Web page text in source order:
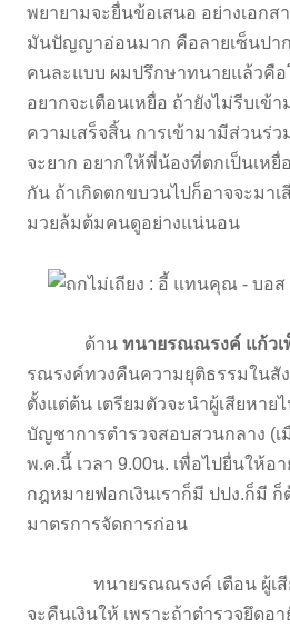
พยายามจะยื่นข้อเสนอ อย่างเอกส
มันปัญญาอ่อนมาก คือลายเซ็นปา
คนละแบบ ผมปรึกษาทนายแล้วคื
อยากจะเตือนเหยื่อ ถ้ายังไม่รีบเข้
ความเสร็จสิ้น การเข้ามามีส่วนร่
จะยาก อยากให้พี่น้องที่ตกเป็นเหยื่
กัน ถ้าเกิดตกขบวนไปก็อาจจะมา
มวยล้มต้มคนดูอย่างแน่นอน
ด้าน ทนายรณณรงค์ แก้วเ
รณรงค์ทวงคืนความยุติธรรมในสั
ตั้งแต่ต้น เตรียมตัวจะนำผู้เสียหาย
บัญชาการตำรวจสอบสวนกลาง (เ
พ.ค.นี้ เวลา 9.00น. เพื่อไปยื่นให้อ
กฎหมายฟอกเงินเราก็มี ปปง.ก็มี ก็
มาตรการจัดการก่อน
ทนายรณณรงค์ เตือน ผู้เสียห
จะคืนเงินให้ เพราะถ้าตำรวจยึด